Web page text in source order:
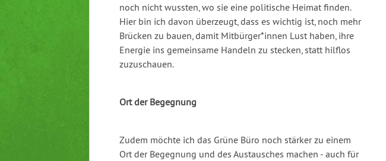
noch nicht wussten, wo sie eine politische Heimat finden.
Hier bin ich davon überzeugt, dass es wichtig ist, noch mehr
Brücken zu bauen, damit Mitbürger*innen Lust haben, ihre
Energie ins gemeinsame Handeln zu stecken, statt hilflos
zuzuschauen.
Ort der Begegnung
Zudem möchte ich das Grüne Büro noch stärker zu einem
Ort der Begegnung und des Austausches machen - auch für